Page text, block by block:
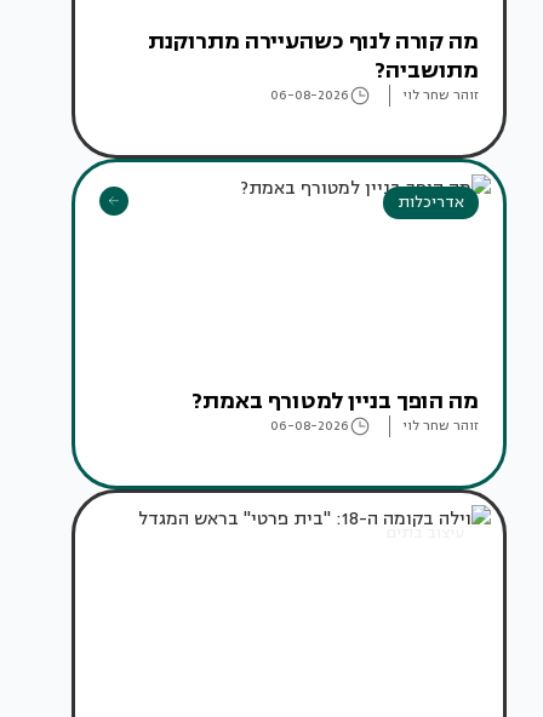
מה קורה לנוף כשהעיירה מתרוקנת
מתושביה?
זוהר שחר לוי 06-08-2026
אדריכלות
מה הופך בניין למטורף באמת?
זוהר שחר לוי 06-08-2026
עיצוב בתים